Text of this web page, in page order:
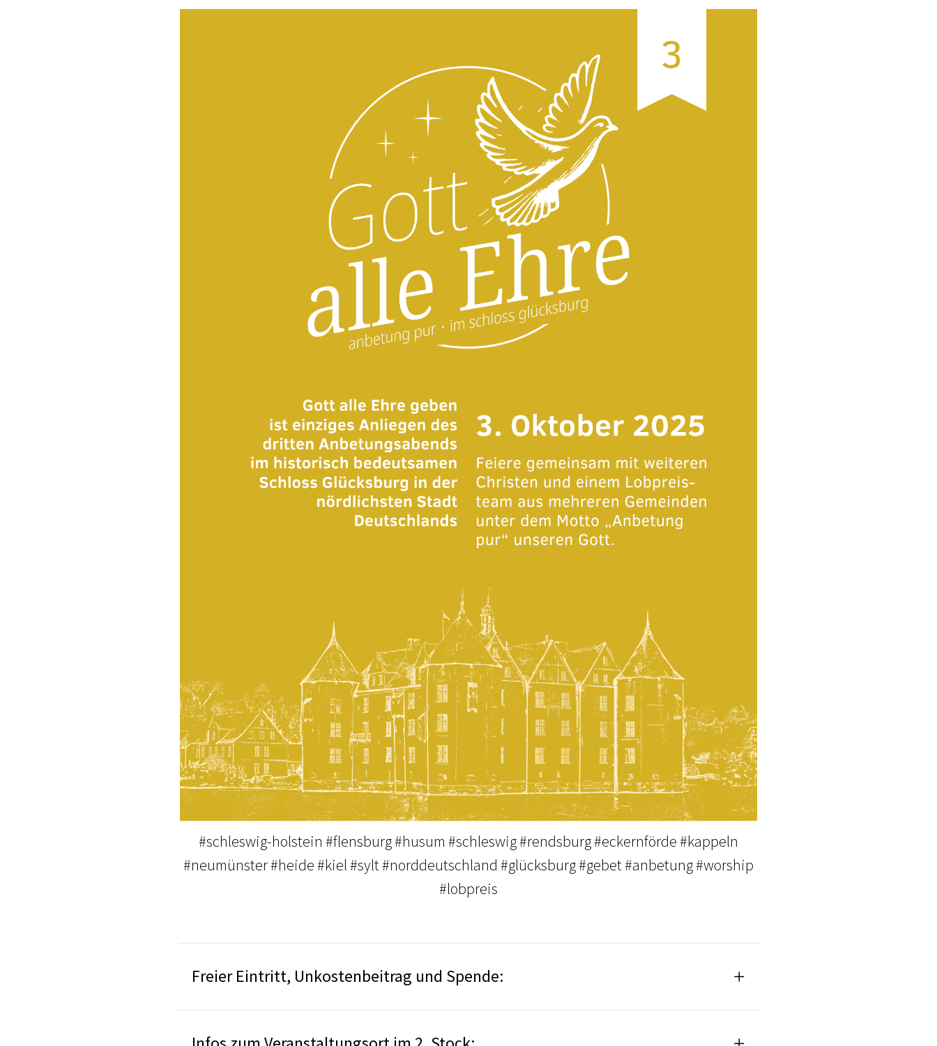
#schleswig-holstein #flensburg #husum #schleswig #rendsburg #eckernförde #kappeln
#neumünster #heide #kiel #sylt #norddeutschland #glücksburg #gebet #anbetung #worship
#lobpreis
Freier Eintritt, Unkostenbeitrag und Spende: